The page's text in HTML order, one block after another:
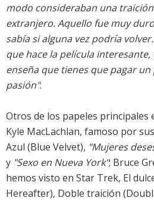
modo consideraban una
extranjero. Aquello fue muy
sabía si alguna vez podría
que hace la película
enseña que tienes que pagar
pasión".
Otros de los papeles
Kyle MacLachlan, famoso por
Azul (Blue Velvet), "Mujeres
y "Sexo en Nueva York"; Bruce
hemos visto en Star Trek, El
Hereafter), Doble traición